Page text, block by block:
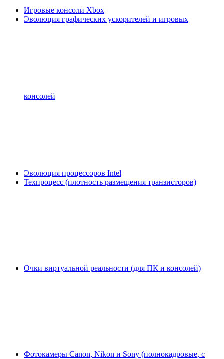
Игровые консоли Xbox
Эволюция графических ускорителей и игровых
консолей
Эволюция процессоров Intel
Техпроцесс (плотность размещения транзисторов)
Очки виртуальной реальности (для ПК и консолей)
Фотокамеры Canon, Nikon и Sony (полнокадровые, с